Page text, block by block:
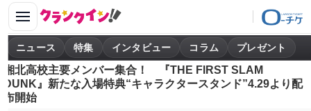
ニュース 特集 インタビュー コラム プレゼント
湘北高校主要メンバー集合！ 『THE FIRST SLAM
DUNK』新たな入場特典“キャラクタースタンド”4.29より配
布開始